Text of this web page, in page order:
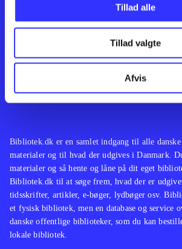
Tillad alle
Tillad valgte
Afvis
Bibliotek.dk er en samlet indgang til alle
materialer og til hvad der udgives i Danmark.
materialer og så hente og låne på dit eget
Bibliotek.dk til at søge frem, hvad der er
tidsskrifter, artikler, e-bøger, lydbøger osv.
et fysisk bibliotek, men en database og service
danske offentlige biblioteker, som du kan
lokale bibliotek.
Kontakt os
English
Artikler
Film
Musik
Noder